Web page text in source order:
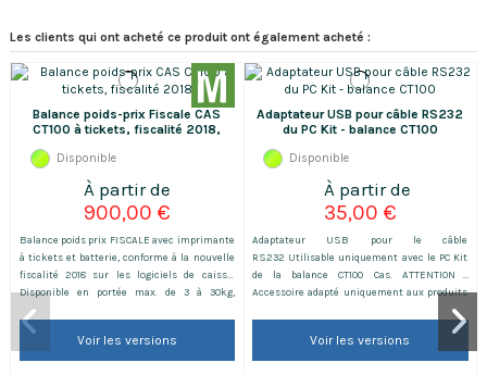
Les clients qui ont acheté ce produit ont également acheté :
Balance poids-prix Fiscale CAS
CT100 à tickets, fiscalité 2018,
Disponible
900,00 €
Balance poids prix FISCALE avec imprimante
à tickets et batterie, conforme à la nouvelle
fiscalité 2018 sur les logiciels de caisse.
Disponible en portée max. de 3 à 30kg,
précision de 1 à 10 g, plateau 320x240 mm.
Livrée avec vignette verte et carnet de
métrologie. Batterie et Kit de Fiscalité
INCLUS. Pour une formation sur le
Voir les versions
Adaptateur USB pour câble RS232
du PC Kit - balance CT100
Disponible
35,00 €
Adaptateur USB pour le câble
RS232 Utilisable uniquement avec le PC Kit
de la balance CT100 Cas. ATTENTION :
Accessoire adapté uniquement aux produits
Voir les versions